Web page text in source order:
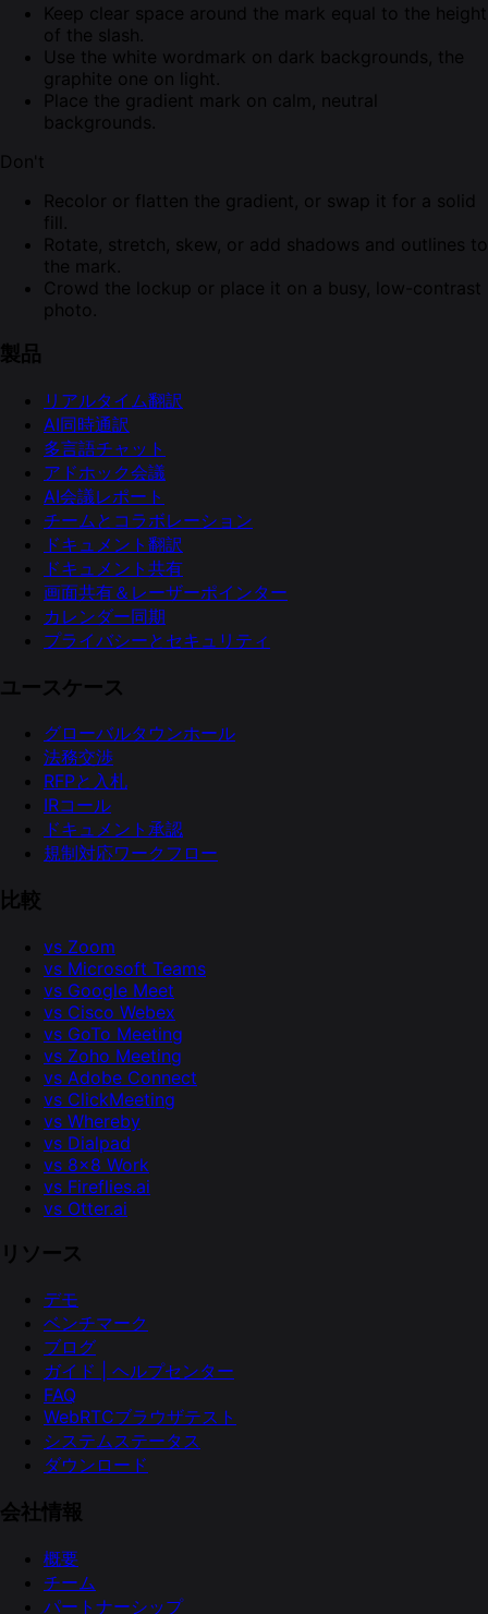
Keep clear space around the mark equal to the height
of the slash.
Use the white wordmark on dark backgrounds, the
graphite one on light.
Place the gradient mark on calm, neutral
backgrounds.
Don't
Recolor or flatten the gradient, or swap it for a solid
fill.
Rotate, stretch, skew, or add shadows and outlines to
the mark.
Crowd the lockup or place it on a busy, low-contrast
photo.
製品
リアルタイム翻訳
AI同時通訳
多言語チャット
アドホック会議
AI会議レポート
チームとコラボレーション
ドキュメント翻訳
ドキュメント共有
画面共有＆レーザーポインター
カレンダー同期
プライバシーとセキュリティ
ユースケース
グローバルタウンホール
法務交渉
RFPと入札
IRコール
ドキュメント承認
規制対応ワークフロー
比較
vs Zoom
vs Microsoft Teams
vs Google Meet
vs Cisco Webex
vs GoTo Meeting
vs Zoho Meeting
vs Adobe Connect
vs ClickMeeting
vs Whereby
vs Dialpad
vs 8x8 Work
vs Fireflies.ai
vs Otter.ai
リソース
デモ
ベンチマーク
ブログ
ガイド | ヘルプセンター
FAQ
WebRTCブラウザテスト
システムステータス
ダウンロード
会社情報
概要
チーム
パートナーシップ